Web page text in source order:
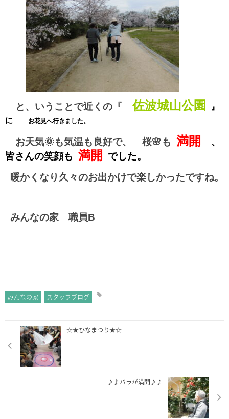
と、いうことで近くの『 佐波城山公園
』
に
お花見へ行きました。
お天気🌞も気温も良好で、 桜🌸も 満開
、
皆さんの笑顔も 満開
でした。
暖かくなり久々のお出かけで楽しかったですね。
みんなの家 職員B
みんなの家 スタッフブログ
☆★ひなまつり★☆
♪♪バラが満開♪♪